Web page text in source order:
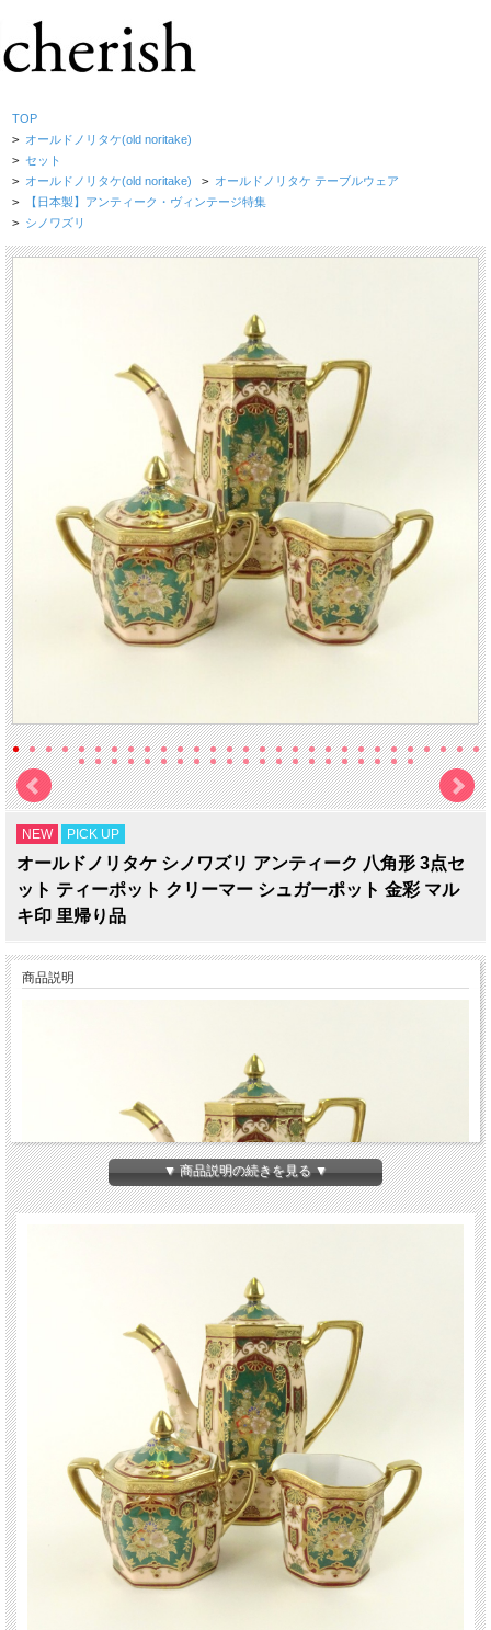
TOP
> オールドノリタケ(old noritake)
> セット
> オールドノリタケ(old noritake) > オールドノリタケ テーブルウェア
> 【日本製】アンティーク・ヴィンテージ特集
> シノワズリ
NEW PICK UP
オールドノリタケ シノワズリ アンティーク 八角形 3点セ
ット ティーポット クリーマー シュガーポット 金彩 マル
キ印 里帰り品
商品説明
▼ 商品説明の続きを見る ▼